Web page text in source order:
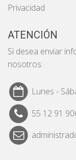
Privacidad
ATENCIÓN
Si desea enviar
nosotros:
Lunes -
55 12 91